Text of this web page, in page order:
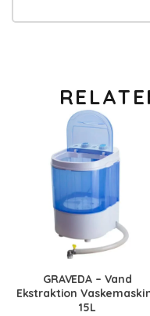
GRAVEDA – Vand
Ekstraktion
15L